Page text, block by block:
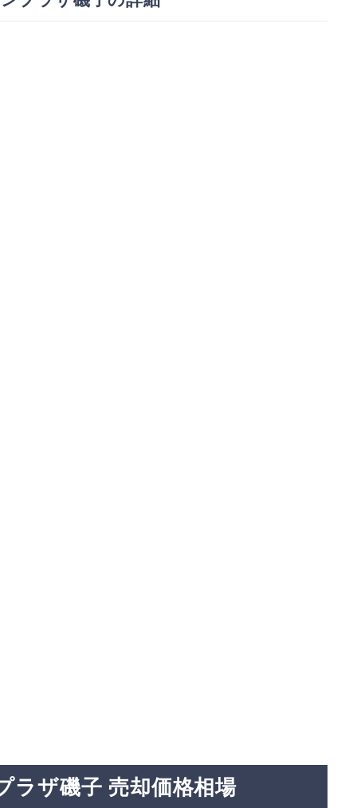
ラザ磯子 売却価格相場